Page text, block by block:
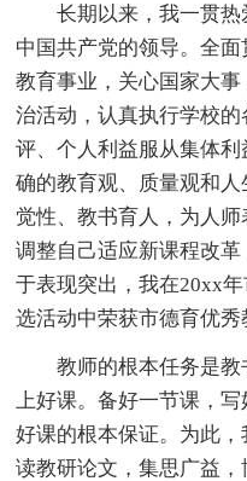
长期以来，我一贯
中国共产党的领导。全
教育事业，关心国家大
治活动，认真执行学校
评、个人利益服从集体
确的教育观、质量观和
觉性、教书育人，为人
调整自己适应新课程改
于表现突出，我在20xx
选活动中荣获市德育优秀
教师的根本任务是教
上好课。备好一节课，
好课的根本保证。为此
读教研论文，集思广益